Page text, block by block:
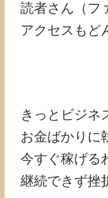
読者さん（フ
アクセスもど
きっとビジネ
お金ばかりに
今すぐ稼げる
継続できず挫